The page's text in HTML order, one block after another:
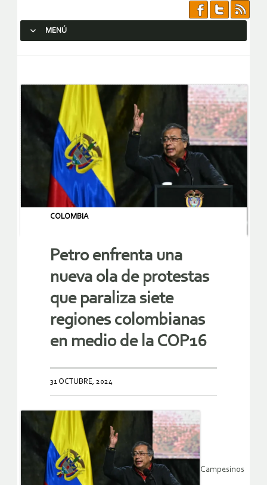
MENÚ
COLOMBIA
Petro enfrenta una
nueva ola de protestas
que paraliza siete
regiones colombianas
en medio de la COP16
31 OCTUBRE, 2024
Campesinos